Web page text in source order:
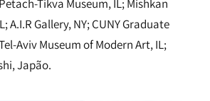
Tikva Museum, IL; Mishkan
A.I.R Gallery, NY; CUNY Graduate
Aviv Museum of Modern Art, IL;
Japão.